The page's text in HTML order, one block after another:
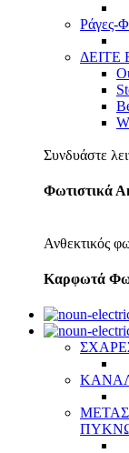
Ράγες-
ΔΕΙΤΕ
Συνδυάστε
Φωτιστικά
Ανθεκτικός
Καρφωτά